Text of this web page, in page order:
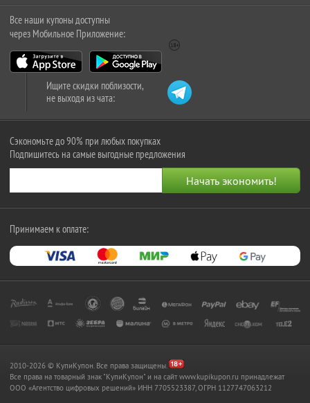
Все наши купоны доступны
через Мобильное Приложение:
Ищите скидки поблизости,
не выходя из чата:
Сэкономьте до 90% при любых покупках
Подпишитесь на самые выгодные предложения
Принимаем к оплате:
2010-2026 © КупиКупон. Все права защищены.
Все права на товарный знак "КупиКупон" и на сайт www.kupikupon.ru принадлежат
OOO «Агентство цифровых решений» ИНН 7705523387, ОГРН 1127747063212